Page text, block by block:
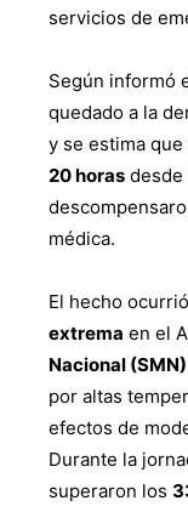
servicios de
Según informó
quedado a la
y se estima
20 horas desde
médica.
El hecho
extrema en el
Nacional (SMN)
por altas
efectos de
Durante la
superaron los